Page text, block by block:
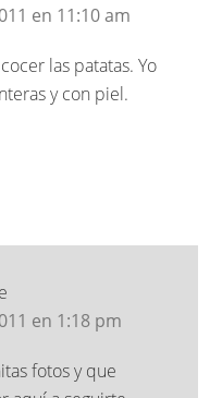
en 11:10 am
las patatas. Yo
y con piel.
en 1:18 pm
fotos y que